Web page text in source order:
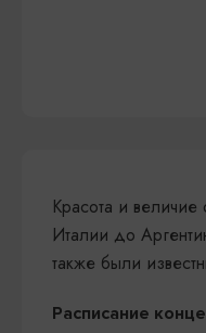
Красота и
Италии до
также были
Расписание